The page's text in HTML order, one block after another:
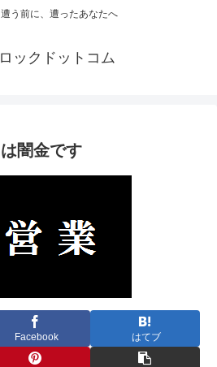
う前に、遭ったあなたへ
ックドットコム
闇金です
Facebook はてブ